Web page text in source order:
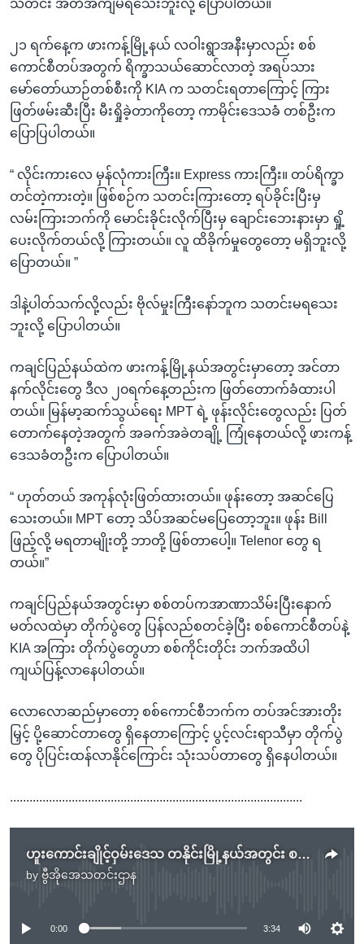
သတင်း အတိအကျမရသေးဘူးလို့ ပြောပါတယ်။
၂၁ ရက်နေ့က ဖားကန့်မြို့နယ် လဝါးရွာအနီးမှာလည်း စစ်
ကောင်စီတပ်အတွက် ရိက္ခာသယ်ဆောင်လာတဲ့ အရပ်သား
မော်တော်ယာဉ်တစ်စီးကို KIA က သတင်းရတာကြောင့် ကြား
ဖြတ်ဖမ်းဆီးပြီး မီးရှိုခဲ့တာကိုတော့ ကာမိုင်းဒေသခံ တစ်ဦးက
ပြောပြပါတယ်။
“ လိုင်းကားလေ မှန်လုံကားကြီး။ Express ကားကြီး။ တပ်ရိက္ခာ
တင်တဲ့ကားတဲ့။ ဖြစ်စဉ်က သတင်းကြားတော့ ရပ်ခိုင်းပြီးမှ
လမ်းကြားဘက်ကို မောင်းခိုင်းလိုက်ပြီးမှ ချောင်းဘေးနားမှာ ရှို့
ပေးလိုက်တယ်လို့ ကြားတယ်။ လူ ထိခိုက်မှုတွေတော့ မရှိဘူးလို့
ပြောတယ်။ ”
ဒါနဲ့ပါတ်သက်လို့လည်း ဗိုလ်မှုးကြီးနော်ဘူက သတင်းမရသေး
ဘူးလို့ ပြောပါတယ်။
ကချင်ပြည်နယ်ထဲက ဖားကန့်မြို့နယ်အတွင်းမှာတော့ အင်တာ
နက်လိုင်းတွေ ဒီလ ၂၀ရက်နေ့တည်းက ဖြတ်တောက်ခံထားပါ
တယ်။ မြန်မာ့ဆက်သွယ်ရေး MPT ရဲ့ ဖုန်းလိုင်းတွေလည်း ပြတ်
တောက်နေတဲ့အတွက် အခက်အခဲတချို့ ကြုံနေတယ်လို့ ဖားကန့်
ဒေသခံတဦးက ပြောပါတယ်။
“ ဟုတ်တယ် အကုန်လုံးဖြတ်ထားတယ်။ ဖုန်းတော့ အဆင်ပြေ
သေးတယ်။ MPT တော့ သိပ်အဆင်မပြေတော့ဘူး။ ဖုန်း Bill
ဖြည့်လို့ မရတာမျိုးတို့ ဘာတို့ ဖြစ်တာပေါ့။ Telenor တွေ ရ
တယ်။”
ကချင်ပြည်နယ်အတွင်းမှာ စစ်တပ်ကအာဏာသိမ်းပြီးနောက်
မတ်လထဲမှာ တိုက်ပွဲတွေ ပြန်လည်စတင်ခဲ့ပြီး စစ်ကောင်စီတပ်နဲ့
KIA အကြား တိုက်ပွဲတွေဟာ စစ်ကိုင်းတိုင်း ဘက်အထိပါ
ကျယ်ပြန့်လာနေပါတယ်။
လောလောဆည်မှာတော့ စစ်ကောင်စီဘက်က တပ်အင်အားတိုး
မြှင့် ပို့ဆောင်တာတွေ ရှိနေတာကြောင့် ပွင့်လင်းရာသီမှာ တိုက်ပွဲ
တွေ ပိုပြင်းထန်လာနိုင်ကြောင်း သုံးသပ်တာတွေ ရှိနေပါတယ်။
..........................................................................................
ဟူးကောင်းချိုင့်ဝှမ်းဒေသ တနိုင်းမြို့နယ်အတွင်း စစ်ကောင်စီတပ်နဲ့ ကချင်လက်နက်ကိုင် KIA အဖွဲ့ကြား တိုက်ပွဲဖြစ်ပွား
by ဗွီအိုအေသတင်းဌာန
No media source currently available
0:00 3:34